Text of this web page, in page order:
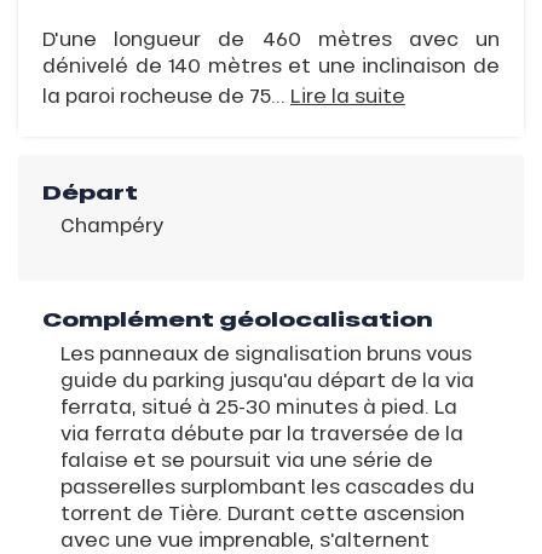
D'une longueur de 460 mètres avec un
dénivelé de 140 mètres et une inclinaison de
la paroi rocheuse de 75... Lire la suite
Départ
Champéry
Complément géolocalisation
Les panneaux de signalisation bruns vous
guide du parking jusqu'au départ de la via
ferrata, situé à 25-30 minutes à pied. La
via ferrata débute par la traversée de la
falaise et se poursuit via une série de
passerelles surplombant les cascades du
torrent de Tière. Durant cette ascension
avec une vue imprenable, s'alternent